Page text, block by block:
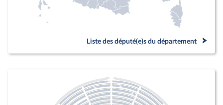
Liste des député(e)s du département